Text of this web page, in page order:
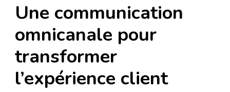
Une communication
omnicanale pour
transformer
l’expérience client